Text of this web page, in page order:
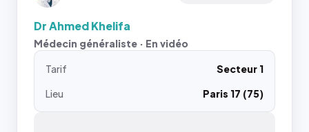
Dr Ahmed Khelifa
Médecin généraliste · En vidéo
Tarif
Secteur 1
Lieu
Paris 17 (75)